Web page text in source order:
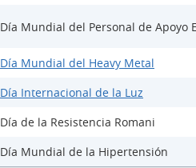
Día Mundial del Personal de Apoyo
Día Mundial del Heavy Metal
Día Internacional de la Luz
Día de la Resistencia Romani
Día Mundial de la Hipertensión